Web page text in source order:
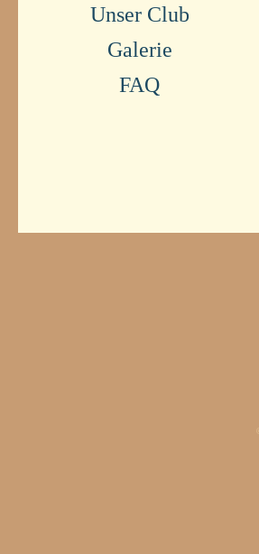
Unser Club
Galerie
FAQ